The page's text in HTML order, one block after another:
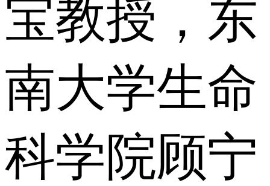
宝教授，东
南大学生命
科学院顾宁